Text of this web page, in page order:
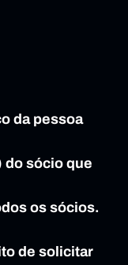
da pessoa
do sócio que
os sócios.
de solicitar